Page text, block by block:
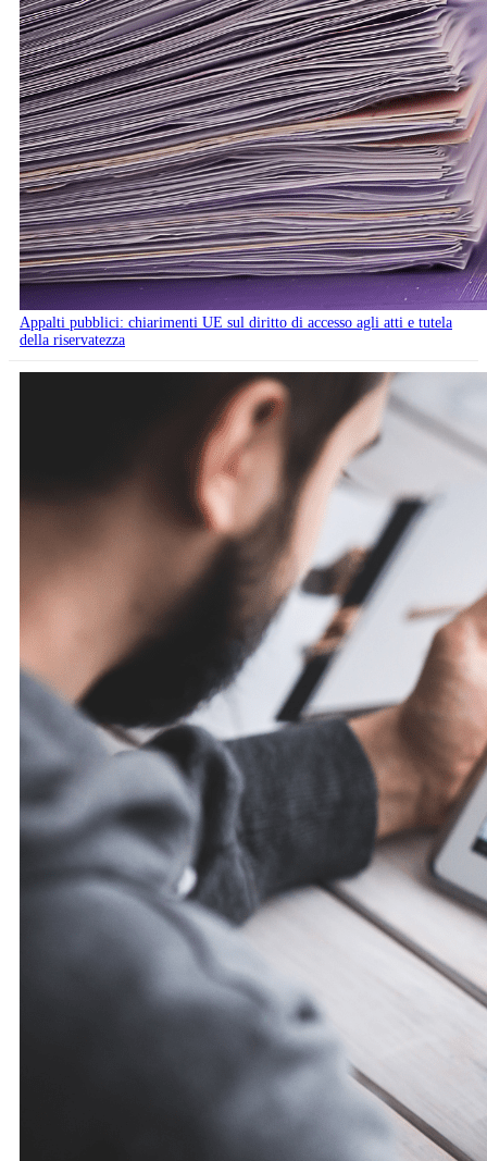
Appalti pubblici: chiarimenti UE sul diritto di accesso agli atti e tutela
della riservatezza